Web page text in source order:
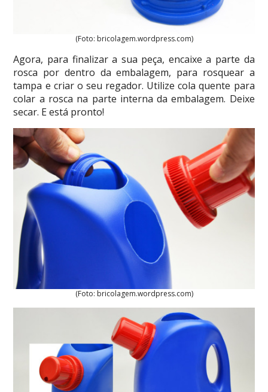
(Foto: bricolagem.wordpress.com)
Agora, para finalizar a sua peça, encaixe a parte da
rosca por dentro da embalagem, para rosquear a
tampa e criar o seu regador. Utilize cola quente para
colar a rosca na parte interna da embalagem. Deixe
secar. E está pronto!
(Foto: bricolagem.wordpress.com)